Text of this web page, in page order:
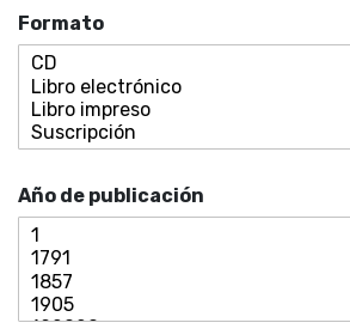
Formato
Año de publicación